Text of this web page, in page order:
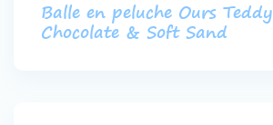
Balle en peluche Ours Teddy
Chocolate & Soft Sand